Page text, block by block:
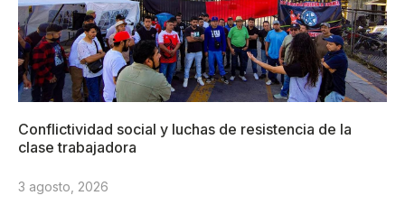
Conflictividad social y luchas de resistencia de la
clase trabajadora
3 agosto, 2026